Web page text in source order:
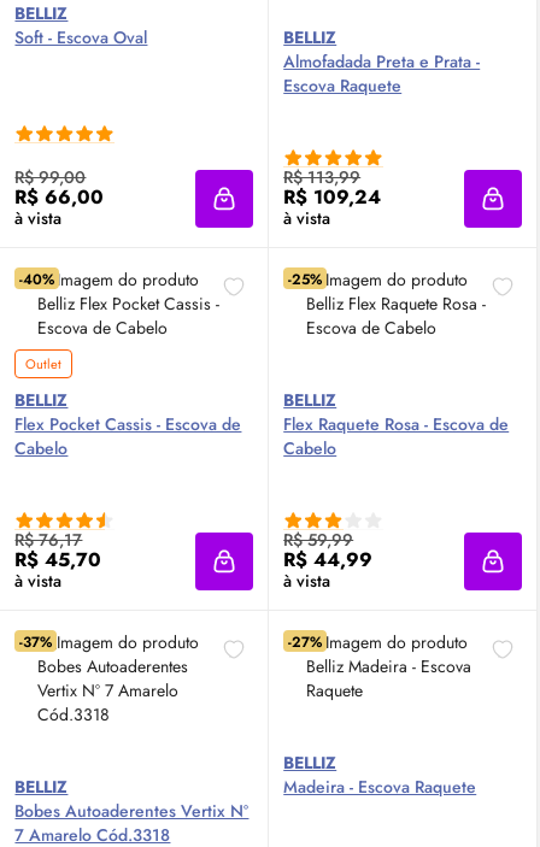
BELLIZ
Soft - Escova Oval
R$ 99,00
R$ 66,00
à vista Adicionar à sacola
BELLIZ
Almofadada Preta e Prata -
Escova Raquete
R$ 113,99
R$ 109,24
à vista
-40%
Outlet
BELLIZ
Flex Pocket Cassis - Escova de
Cabelo
R$ 76,17
R$ 45,70
à vista Adicionar à sacola
-25%
BELLIZ
Flex Raquete Rosa - Escova de
Cabelo
R$ 59,99
R$ 44,99
à vista
-37%
BELLIZ
Bobes Autoaderentes Vertix Nº
7 Amarelo Cód.3318
-27%
BELLIZ
Madeira - Escova Raquete